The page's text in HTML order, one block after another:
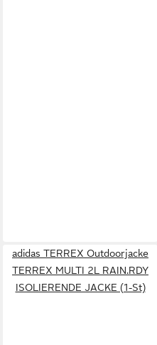
adidas TERREX Outdoorjacke
TERREX MULTI 2L RAIN.RDY
ISOLIERENDE JACKE (1-St)